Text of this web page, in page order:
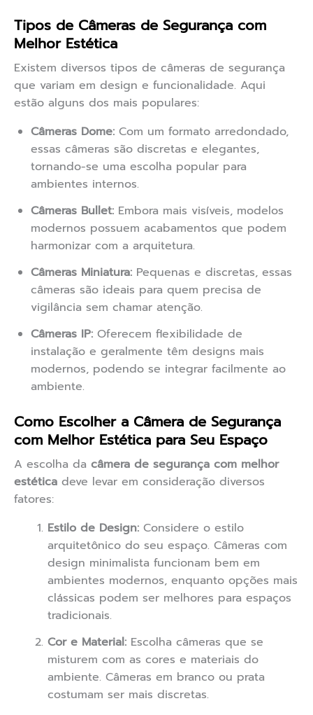
Tipos de Câmeras de Segurança com
Melhor Estética
Existem diversos tipos de câmeras de segurança
que variam em design e funcionalidade. Aqui
estão alguns dos mais populares:
Câmeras Dome: Com um formato arredondado,
essas câmeras são discretas e elegantes,
tornando-se uma escolha popular para
ambientes internos.
Câmeras Bullet: Embora mais visíveis, modelos
modernos possuem acabamentos que podem
harmonizar com a arquitetura.
Câmeras Miniatura: Pequenas e discretas, essas
câmeras são ideais para quem precisa de
vigilância sem chamar atenção.
Câmeras IP: Oferecem flexibilidade de
instalação e geralmente têm designs mais
modernos, podendo se integrar facilmente ao
ambiente.
Como Escolher a Câmera de Segurança
com Melhor Estética para Seu Espaço
A escolha da câmera de segurança com melhor
estética deve levar em consideração diversos
fatores:
Estilo de Design: Considere o estilo
arquitetônico do seu espaço. Câmeras com
design minimalista funcionam bem em
ambientes modernos, enquanto opções mais
clássicas podem ser melhores para espaços
tradicionais.
Cor e Material: Escolha câmeras que se
misturem com as cores e materiais do
ambiente. Câmeras em branco ou prata
costumam ser mais discretas.